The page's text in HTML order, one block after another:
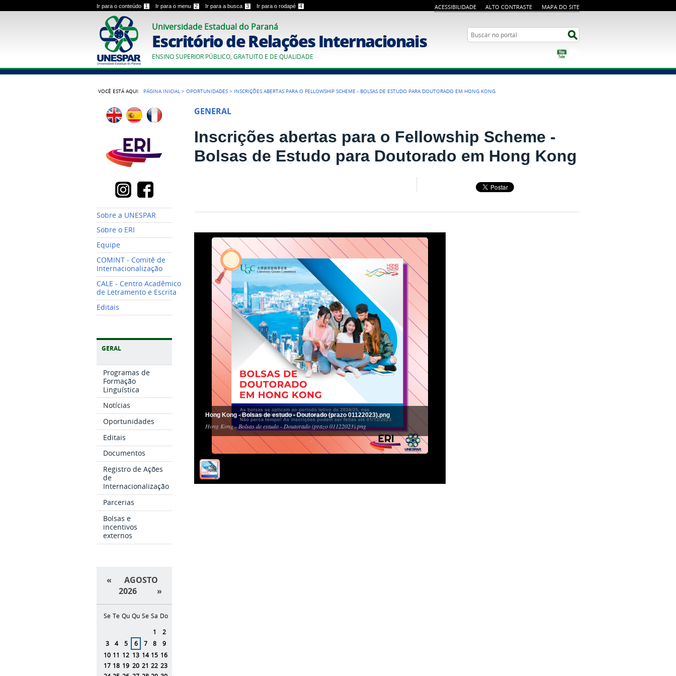
Ir para o conteúdo 1 Ir para o menu 2 Ir para a busca 3 Ir para o rodapé 4 ACESSIBILIDADE ALTO CONTRASTE MAPA DO SITE
Universidade Estadual do Paraná
Escritório de Relações Internacionais
ENSINO SUPERIOR PÚBLICO, GRATUITO E DE QUALIDADE
Busca
VOCÊ ESTÁ AQUI: PÁGINA INICIAL >OPORTUNIDADES > INSCRIÇÕES ABERTAS PARA O FELLOWSHIP SCHEME - BOLSAS DE ESTUDO PARA DOUTORADO EM HONG KONG
Sobre a UNESPAR
Sobre o ERI
Equipe
COMINT - Comitê de
Internacionalização
CALE - Centro Acadêmico
de Letramento e Escrita
Editais
GERAL
Programas de
Formação
Linguística
Notícias
Oportunidades
Editais
Documentos
Registro de Ações
de
Internacionalização
Parcerias
Bolsas e
incentivos
externos
«
AGOSTO
2026
»
Se Te Qu Qu Se Sa Do
1
2
3
4 5 6 7 8
9
10 11 12 13 14 15 16
17 18 19 20 21 22 23
GENERAL
Inscrições abertas para o Fellowship Scheme -
Bolsas de Estudo para Doutorado em Hong Kong
Hong Kong - Bolsas de estudo - Doutorado (prazo 01122023).png
Hong Kong - Bolsas de estudo - Doutorado (prazo 01122023).png